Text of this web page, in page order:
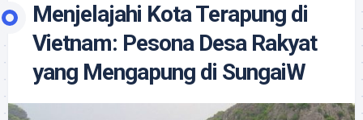
Menjelajahi Kota Terapung di
Vietnam: Pesona Desa Rakyat
yang Mengapung di SungaiW